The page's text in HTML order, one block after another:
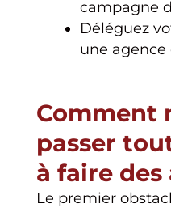
campagne
Déléguez
une
Comment
passer
à faire des
Le premier